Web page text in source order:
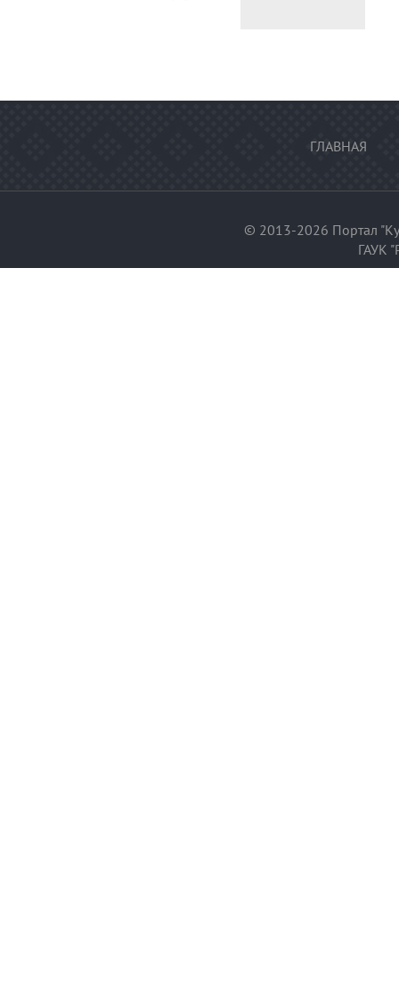
ГЛАВНАЯ
© 2013-2026 Портал
ГАУК